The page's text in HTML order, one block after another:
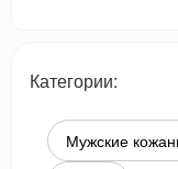
Категории:
Мужские